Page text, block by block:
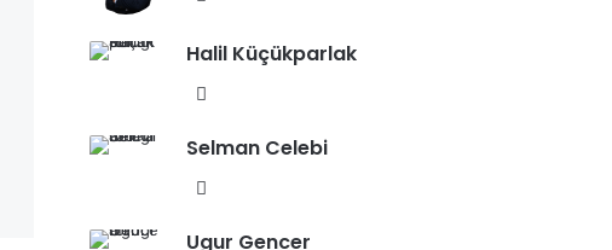
sit
Halil Küçükparlak
sit
Selman Celebi
Ugur Gencer